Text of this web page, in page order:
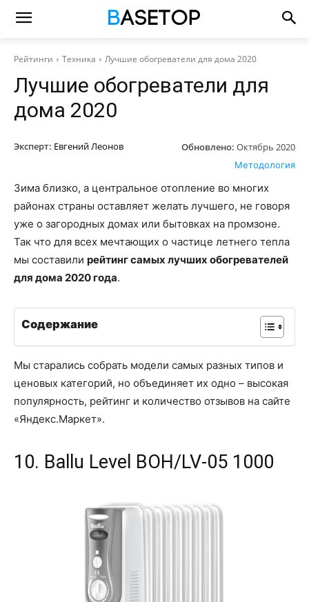
Рейтинги Техника Лучшие обогреватели для дома 2020
Лучшие обогреватели для
дома 2020
Эксперт: Евгений Леонов Обновлено: Октябрь 2020
Методология
Зима близко, а центральное отопление во многих
районах страны оставляет желать лучшего, не говоря
уже о загородных домах или бытовках на промзоне.
Так что для всех мечтающих о частице летнего тепла
мы составили рейтинг самых лучших обогревателей
для дома 2020 года.
Содержание
Мы старались собрать модели самых разных типов и
ценовых категорий, но объединяет их одно – высокая
популярность, рейтинг и количество отзывов на сайте
«Яндекс.Маркет».
10. Ballu Level BOH/LV-05 1000